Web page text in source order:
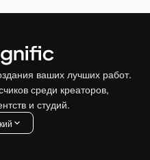
ваших лучших работ.
среди креаторов,
и студий.